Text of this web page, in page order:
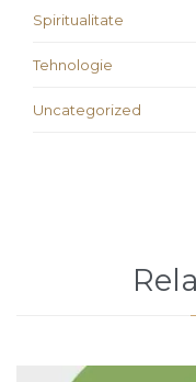
Spiritualitate
Tehnologie
Uncategorized